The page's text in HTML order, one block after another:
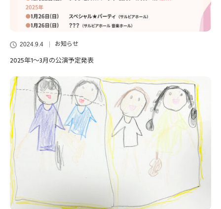
2024.9.4 お知らせ
2025年1～3月の公演予定発表